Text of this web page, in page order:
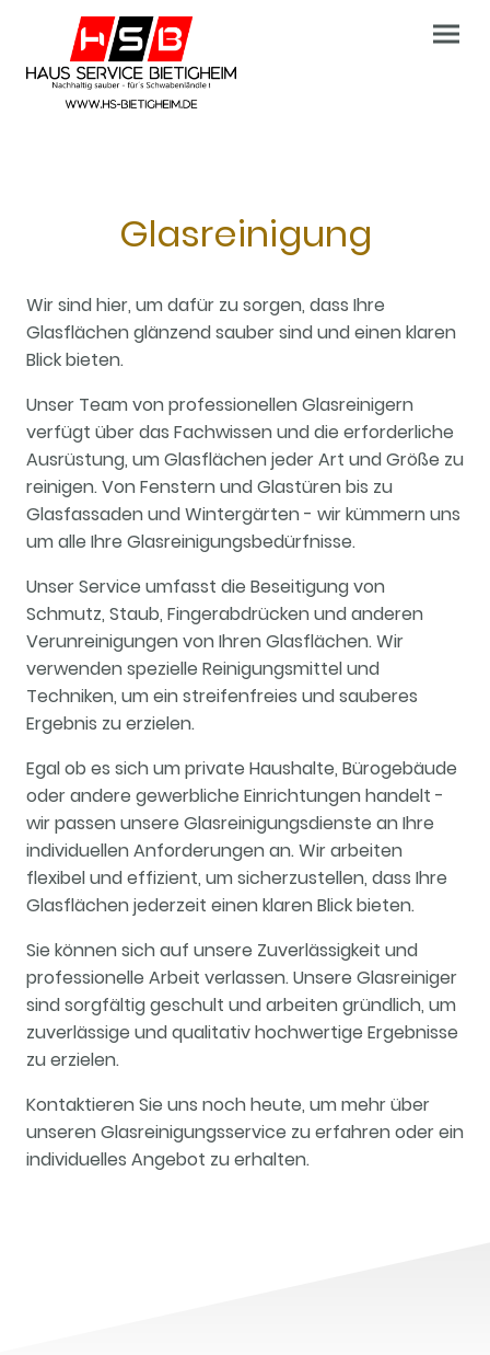
Glasreinigung
Wir sind hier, um dafür zu sorgen, dass Ihre
Glasflächen glänzend sauber sind und einen klaren
Blick bieten.
Unser Team von professionellen Glasreinigern
verfügt über das Fachwissen und die erforderliche
Ausrüstung, um Glasflächen jeder Art und Größe zu
reinigen. Von Fenstern und Glastüren bis zu
Glasfassaden und Wintergärten - wir kümmern uns
um alle Ihre Glasreinigungsbedürfnisse.
Unser Service umfasst die Beseitigung von
Schmutz, Staub, Fingerabdrücken und anderen
Verunreinigungen von Ihren Glasflächen. Wir
verwenden spezielle Reinigungsmittel und
Techniken, um ein streifenfreies und sauberes
Ergebnis zu erzielen.
Egal ob es sich um private Haushalte, Bürogebäude
oder andere gewerbliche Einrichtungen handelt -
wir passen unsere Glasreinigungsdienste an Ihre
individuellen Anforderungen an. Wir arbeiten
flexibel und effizient, um sicherzustellen, dass Ihre
Glasflächen jederzeit einen klaren Blick bieten.
Sie können sich auf unsere Zuverlässigkeit und
professionelle Arbeit verlassen. Unsere Glasreiniger
sind sorgfältig geschult und arbeiten gründlich, um
zuverlässige und qualitativ hochwertige Ergebnisse
zu erzielen.
Kontaktieren Sie uns noch heute, um mehr über
unseren Glasreinigungsservice zu erfahren oder ein
individuelles Angebot zu erhalten.